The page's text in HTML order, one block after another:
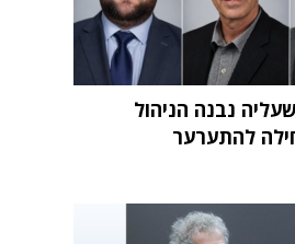
נבנה הניהול
להתערער